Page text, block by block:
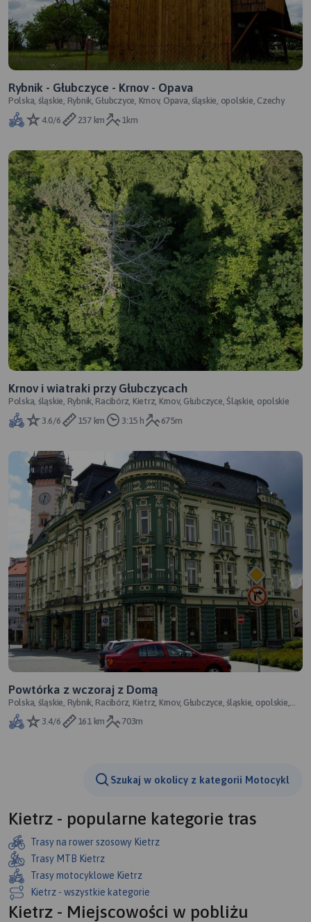
Rybnik - Głubczyce - Krnov - Opava
Polska, śląskie, Rybnik, Głubczyce, Krnov, Opava, śląskie, opolskie, Czechy
4.0/6
237 km 1km
Krnov i wiatraki przy Głubczycach
Polska, śląskie, Rybnik, Racibórz, Kietrz, Krnov, Głubczyce, Śląskie, opolskie
3.6/6
157 km 3:15 h 675m
Powtórka z wczoraj z Domą
Polska, śląskie, Rybnik, Racibórz, Kietrz, Krnov, Głubczyce, śląskie, opolskie,
Czechy
3.4/6
161 km 703m
Szukaj w okolicy z kategorii Motocykl
Kietrz - popularne kategorie tras
Trasy na rower szosowy Kietrz
Trasy MTB Kietrz
Trasy motocyklowe Kietrz
Kietrz - wszystkie kategorie
Kietrz - Miejscowości w pobliżu